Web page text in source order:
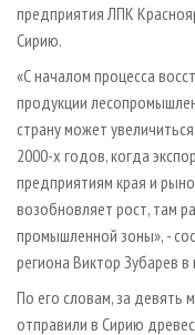
предприятия ЛПК
Сирию.
«С началом процесса
продукции
страну может
2000-х годов, когда
предприятиям края и
возобновляет рост, там
промышленной зоны», -
региона Виктор Зубарев в
По его словам, за девять
отправили в Сирию